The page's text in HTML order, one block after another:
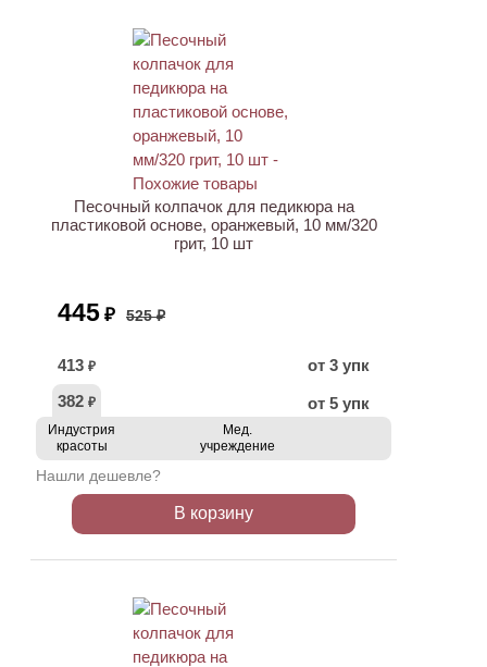
Песочный колпачок для педикюра на
пластиковой основе, оранжевый, 10 мм/320
грит, 10 шт
445 ₽ 525 ₽
413 ₽
от 3 упк
382 ₽ от 5 упк
Индустрия
красоты
Мед.
учреждение
Нашли дешевле?
В корзину